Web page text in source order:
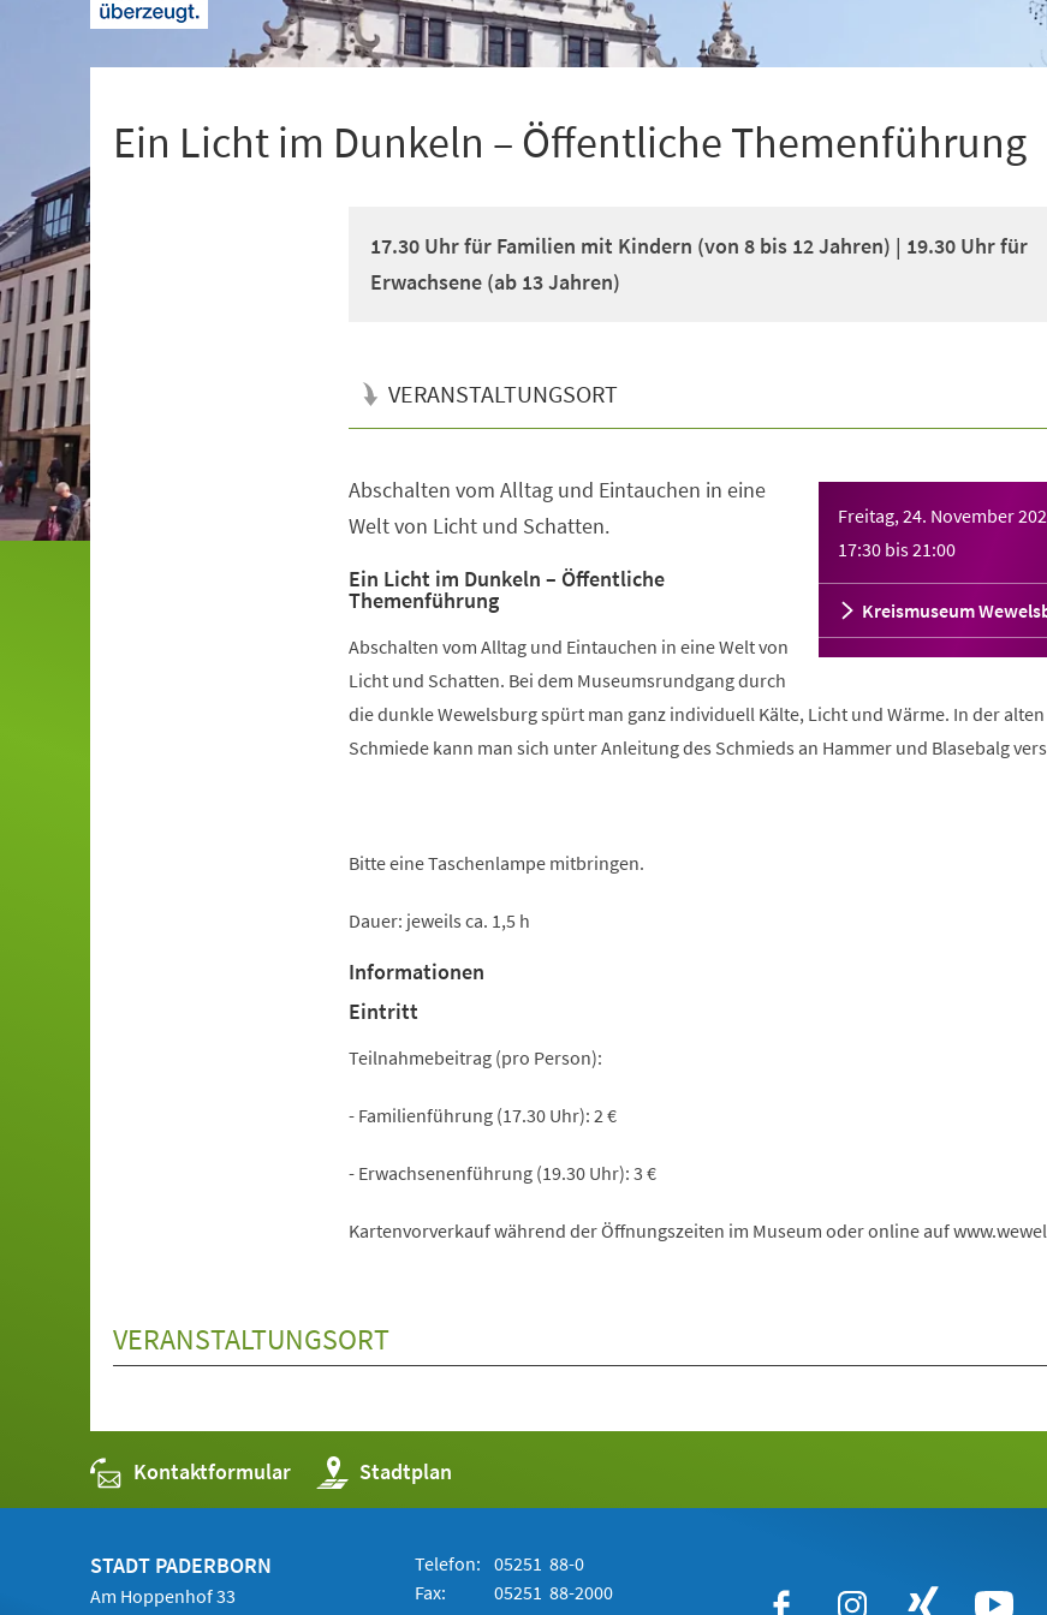
Ein Licht im Dunkeln – Öffentliche Themenführung
17.30 Uhr für Familien mit Kindern (von 8 bis 12 Jahren) | 19.30 Uhr für
Erwachsene (ab 13 Jahren)
VERANSTALTUNGSORT
Freitag, 24. November
17:30 bis21:00
Kreismuseum
Abschalten vom Alltag und Eintauchen in eine
Welt von Licht und Schatten.
Ein Licht im Dunkeln – Öffentliche
Themenführung
Abschalten vom Alltag und Eintauchen in eine Welt von
Licht und Schatten. Bei dem Museumsrundgang durch
die dunkle Wewelsburg spürt man ganz individuell Kälte, Licht und Wärme. In der
Schmiede kann man sich unter Anleitung des Schmieds an Hammer und Blasebalg
Bitte eine Taschenlampe mitbringen.
Dauer: jeweils ca. 1,5 h
Informationen
Eintritt
Teilnahmebeitrag (pro Person):
- Familienführung (17.30 Uhr): 2 €
- Erwachsenenführung (19.30 Uhr): 3 €
Kartenvorverkauf während der Öffnungszeiten im Museum oder online auf
VERANSTALTUNGSORT
Kontaktformular Stadtplan
(Öffnet
in
einem
STADT PADERBORN
Am Hoppenhof 33
Telefon: 05251 88-0
Fax:
05251 88-2000